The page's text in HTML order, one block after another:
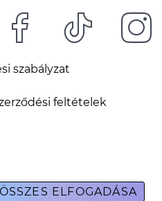
szabályzat
feltételek
ELFOGADÁSA